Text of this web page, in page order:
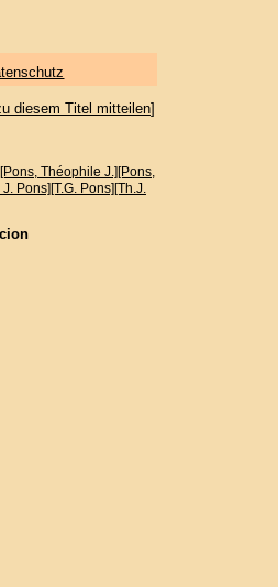
diesem Titel mitteilen]
Théophile J.][Pons,
Pons][T.G. Pons][Th.J.